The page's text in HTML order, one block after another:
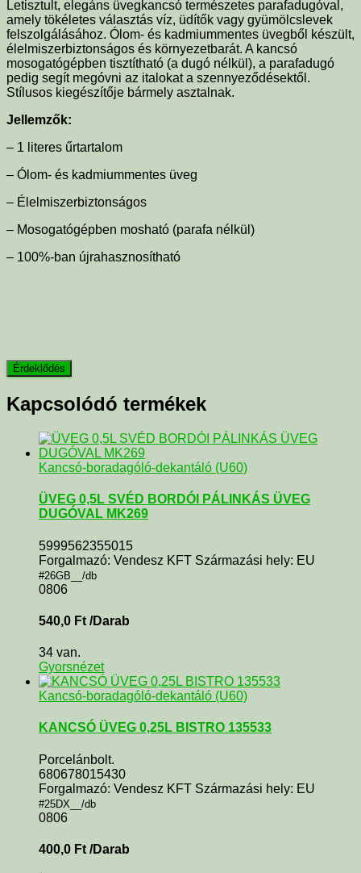
Letisztult, elegáns üvegkancsó természetes parafadugóval,
amely tökéletes választás víz, üdítők vagy gyümölcslevek
felszolgálásához. Ólom- és kadmiummentes üvegből készült,
élelmiszerbiztonságos és környezetbarát. A kancsó
mosogatógépben tisztítható (a dugó nélkül), a parafadugó
pedig segít megóvni az italokat a szennyeződésektől.
Stílusos kiegészítője bármely asztalnak.
Jellemzők:
– 1 literes űrtartalom
– Ólom- és kadmiummentes üveg
– Élelmiszerbiztonságos
– Mosogatógépben mosható (parafa nélkül)
– 100%-ban újrahasznosítható
Kapcsolódó termékek
Kancsó-boradagóló-dekantáló (U60)
ÜVEG 0,5L SVÉD BORDÓI PÁLINKÁS ÜVEG
DUGÓVAL MK269
5999562355015
Forgalmazó: Vendesz KFT Származási hely: EU
#26GB__/db
0806
540,0 Ft /Darab
34 van.
Gyorsnézet
Kancsó-boradagóló-dekantáló (U60)
KANCSÓ ÜVEG 0,25L BISTRO 135533
Porcelánbolt.
680678015430
Forgalmazó: Vendesz KFT Származási hely: EU
#25DX__/db
0806
400,0 Ft /Darab